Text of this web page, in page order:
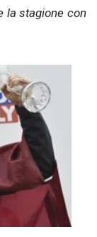
la stagione con